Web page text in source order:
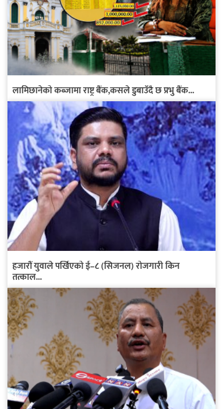
लामिछानेको कब्जामा राष्ट्र बैंक,कसले डुबाउँदै छ प्रभु बैंक...
हजारौं युवाले पर्खिएको ई–८ (सिजनल) रोजगारी किन
तत्काल...